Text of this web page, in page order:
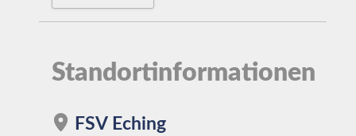
Standortinformationen
FSV Eching